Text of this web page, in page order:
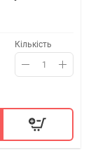
Кількість